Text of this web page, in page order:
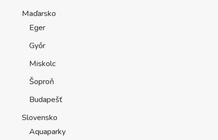
Maďarsko
Eger
Győr
Miskolc
Šoproň
Budapešť
Slovensko
Aquaparky